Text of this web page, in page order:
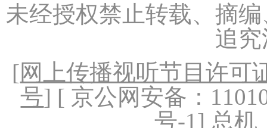
未经授权禁止转载、摘
追
[网上传播视听节目许可
号] [ 京公网安备：
号-1] 总机